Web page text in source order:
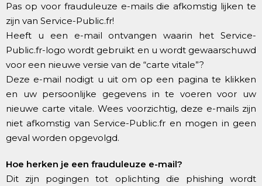
Pas op voor frauduleuze e-mails die afkomstig lijken te
zijn van Service-Public.fr!
Heeft u een e-mail ontvangen waarin het Service-
Public.fr-logo wordt gebruikt en u wordt gewaarschuwd
voor een nieuwe versie van de “carte vitale”?
Deze e-mail nodigt u uit om op een pagina te klikken
en uw persoonlijke gegevens in te voeren voor uw
nieuwe carte vitale. Wees voorzichtig, deze e-mails zijn
niet afkomstig van Service-Public.fr en mogen in geen
geval worden opgevolgd.
Hoe herken je een frauduleuze e-mail?
Dit zijn pogingen tot oplichting die phishing wordt